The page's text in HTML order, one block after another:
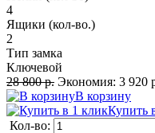
4
Ящики (кол-во.)
2
Тип замка
Ключевой
28 800 р. Экономия: 3 920
В корзину
Купить
Кол-во: